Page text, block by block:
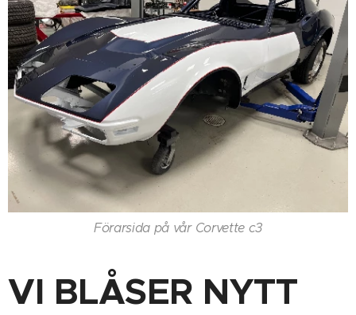
Förarsida på vår Corvette c3
VI BLÅSER NYTT